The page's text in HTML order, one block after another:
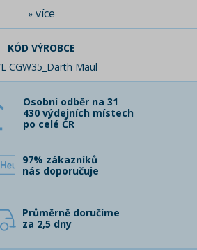
» více
KÓD VÝROBCE
CGW35_Darth Maul
Osobní odběr na 31
430 výdejních místech
po celé ČR
97% zákazníků
nás doporučuje
Průměrně doručíme
za 2,5 dny